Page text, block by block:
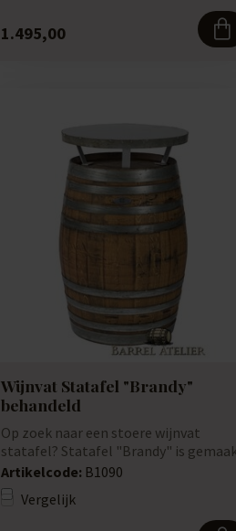
1.495,00
Wijnvat Statafel "Brandy"
behandeld
Op zoek naar een stoere wijnvat
statafel? Statafel "Brandy" is
van dikwa...
Artikelcode: B1090
Vergelijk